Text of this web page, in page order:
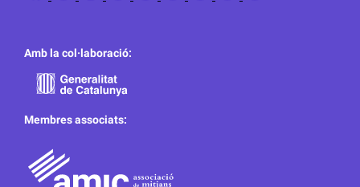
Amb la col·laboració:
Membres associats: